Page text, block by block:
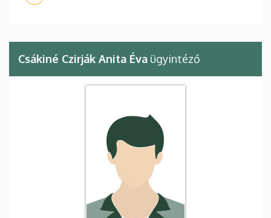
Csákiné Czirják Anita Éva ügyintéző